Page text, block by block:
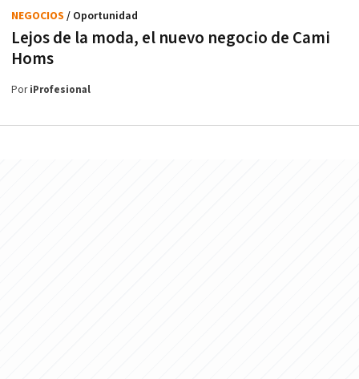
Lejos de la moda, el nuevo negocio de Cami
Homs
NEGOCIOS / Oportunidad
PoriProfesional